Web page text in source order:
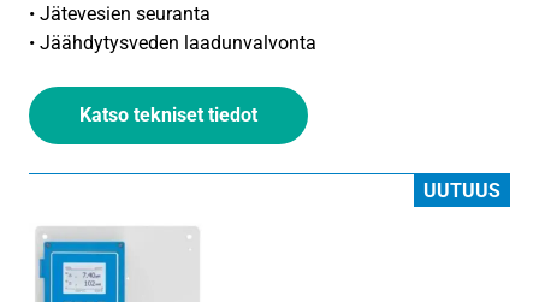
• Jätevesien seuranta
• Jäähdytysveden laadunvalvonta
Katso tekniset tiedot
UUTUUS